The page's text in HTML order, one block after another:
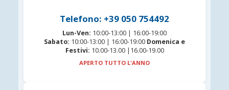
Telefono: +39 050 754492
Lun-Ven: 10:00-13:00 | 16:00-19:00
Sabato: 10:00-13:00 | 16:00-19:00 Domenica e
Festivi: 10.00-13.00 |16.00-19.00
APERTO TUTTO L'ANNO